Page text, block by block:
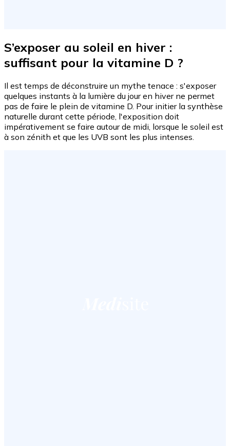
S’exposer au soleil en hiver :
suffisant pour la vitamine D ?
Il est temps de déconstruire un mythe tenace : s'exposer
quelques instants à la lumière du jour en hiver ne permet
pas de faire le plein de vitamine D. Pour initier la synthèse
naturelle durant cette période, l'exposition doit
impérativement se faire autour de midi, lorsque le soleil est
à son zénith et que les UVB sont les plus intenses.